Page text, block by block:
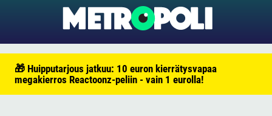
🎁 Huipputarjous jatkuu: 10 euron kierrätysvapaa
megakierros Reactoonz-peliin - vain 1 eurolla!